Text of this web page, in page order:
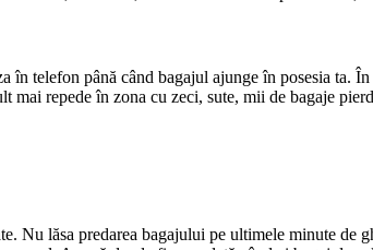
în telefon până când bagajul ajunge în posesia ta.
repede în zona cu zeci, sute, mii de bagaje
Nu lăsa predarea bagajului pe ultimele minute